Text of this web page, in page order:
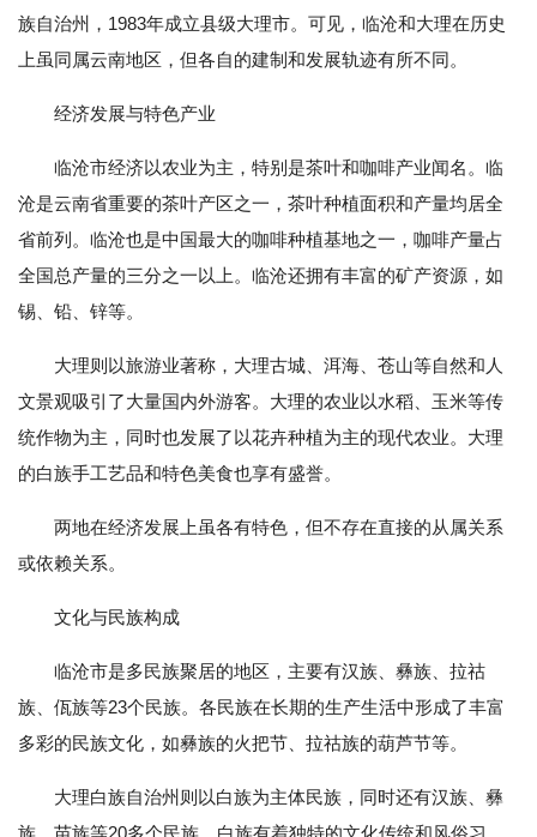
族自治州，1983年成立县级大理市。可见，临沧和大理在历史
上虽同属云南地区，但各自的建制和发展轨迹有所不同。
经济发展与特色产业
临沧市经济以农业为主，特别是茶叶和咖啡产业闻名。临
沧是云南省重要的茶叶产区之一，茶叶种植面积和产量均居全
省前列。临沧也是中国最大的咖啡种植基地之一，咖啡产量占
全国总产量的三分之一以上。临沧还拥有丰富的矿产资源，如
锡、铅、锌等。
大理则以旅游业著称，大理古城、洱海、苍山等自然和人
文景观吸引了大量国内外游客。大理的农业以水稻、玉米等传
统作物为主，同时也发展了以花卉种植为主的现代农业。大理
的白族手工艺品和特色美食也享有盛誉。
两地在经济发展上虽各有特色，但不存在直接的从属关系
或依赖关系。
文化与民族构成
临沧市是多民族聚居的地区，主要有汉族、彝族、拉祜
族、佤族等23个民族。各民族在长期的生产生活中形成了丰富
多彩的民族文化，如彝族的火把节、拉祜族的葫芦节等。
大理白族自治州则以白族为主体民族，同时还有汉族、彝
族、苗族等20多个民族。白族有着独特的文化传统和风俗习